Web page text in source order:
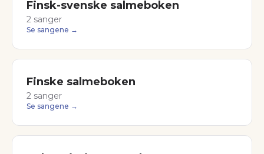
Finsk-svenske salmeboken
2 sanger
Se sangene →
Finske salmeboken
2 sanger
Se sangene →